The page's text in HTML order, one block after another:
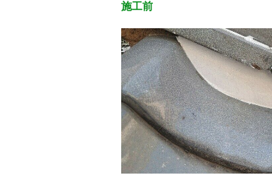
施工前